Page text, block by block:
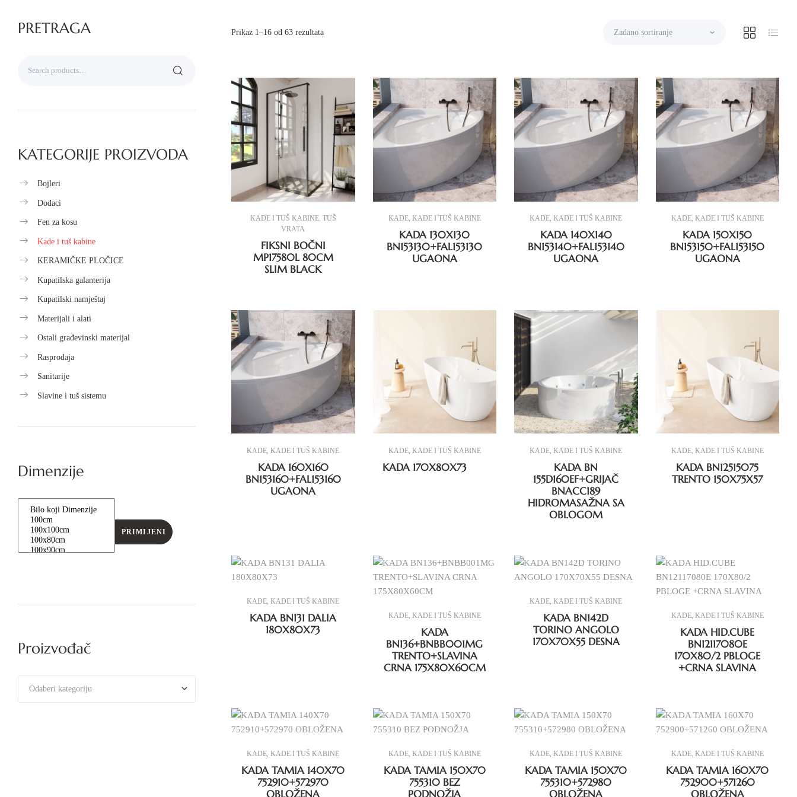
Prikaz 1–16 od 63 rezultata
KADE I TUŠ KABINE, TUŠ
VRATA
FIKSNI BOČNI
MP17580L 80CM
SLIM BLACK
KADE, KADE I TUŠ KABINE
KADA 130X130
BN153130+FAL153130
UGAONA
KADE,KADE I TUŠ KABINE
KADA 140X140
BN153140+FAL153140
UGAONA
KADE, KADE I TUŠ KABINE
KADA 150X150
BN153150+FAL153150
UGAONA
KADE,KADE I TUŠ KABINE
KADA 160X160
BN153160+FAL153160
UGAONA
KADE, KADE I TUŠ KABINE
KADA 170X80X73
KADE,KADE I TUŠ KABINE
KADA BN
155D160EF+GRIJAČ
BNACC189
HIDROMASAŽNA SA
OBLOGOM
KADE, KADE I TUŠ KABINE
KADA BN12515075
TRENTO 150X75X57
KADE ,KADE I TUŠ KABINE
KADA BN131 DALIA
180X80X73
KADE, KADE I TUŠ KABINE
KADA
BN136+BNBB001MG
TRENTO+SLAVINA
CRNA 175X80X60CM
KADE ,KADE I TUŠ KABINE
KADA BN142D
TORINO ANGOLO
170X70X55 DESNA
KADE, KADE I TUŠ KABINE
KADA HID.CUBE
BN12117080E
170X80/2 PBLOGE
+CRNA SLAVINA
KADE,KADE I TUŠ KABINE
KADA TAMIA 140X70
752910+572970
OBLOŽENA
KADE, KADE I TUŠ KABINE
KADA TAMIA 150X70
755310 BEZ
PODNOŽJA
KADE,KADE I TUŠ KABINE
KADA TAMIA 150X70
755310+572980
OBLOŽENA
KADE, KADE I TUŠ KABINE
KADA TAMIA 160X70
752900+571260
OBLOŽENA
PRETRAGA
KATEGORIJE PROIZVODA
Bojleri
Dodaci
Fen za kosu
Kade i tuš kabine
KERAMIČKE PLOČICE
Kupatilska galanterija
Kupatilski namještaj
Materijali i alati
Ostali građevinski materijal
Rasprodaja
Sanitarije
Slavine i tuš sistemu
Dimenzije
PRIMIJENI
Proizvođač